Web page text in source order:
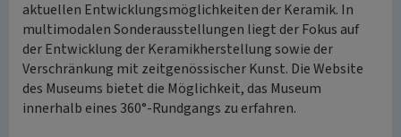
aktuellen Entwicklungsmöglichkeiten der Keramik. In
multimodalen Sonderausstellungen liegt der Fokus auf
der Entwicklung der Keramikherstellung sowie der
Verschränkung mit zeitgenössischer Kunst. Die Website
des Museums bietet die Möglichkeit, das Museum
innerhalb eines 360°-Rundgangs zu erfahren.